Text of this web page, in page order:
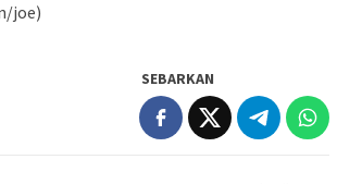
joe)
SEBARKAN